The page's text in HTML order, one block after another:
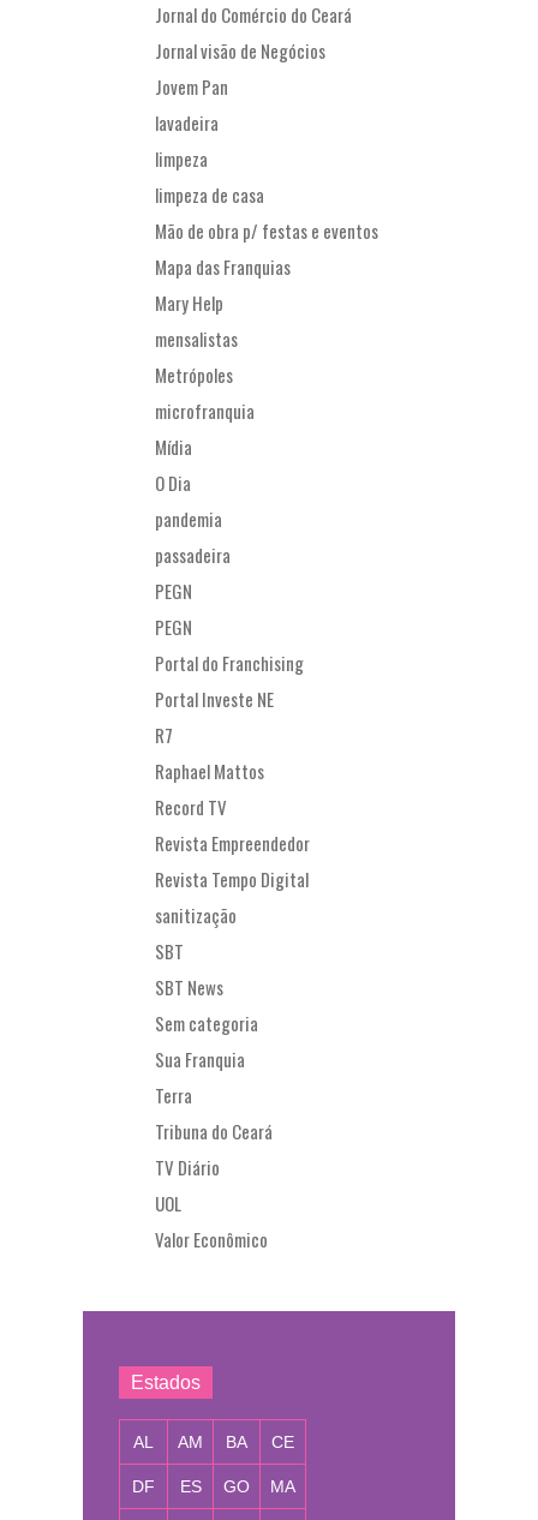
Jornal do Comércio do Ceará
Jornal visão de Negócios
Jovem Pan
lavadeira
limpeza
limpeza de casa
Mão de obra p/ festas e eventos
Mapa das Franquias
Mary Help
mensalistas
Metrópoles
microfranquia
Mídia
O Dia
pandemia
passadeira
PEGN
PEGN
Portal do Franchising
Portal Investe NE
R7
Raphael Mattos
Record TV
Revista Empreendedor
Revista Tempo Digital
sanitização
SBT
SBT News
Sem categoria
Sua Franquia
Terra
Tribuna do Ceará
TV Diário
UOL
Valor Econômico
Estados
AL AM BA CE
DF ES GO MA